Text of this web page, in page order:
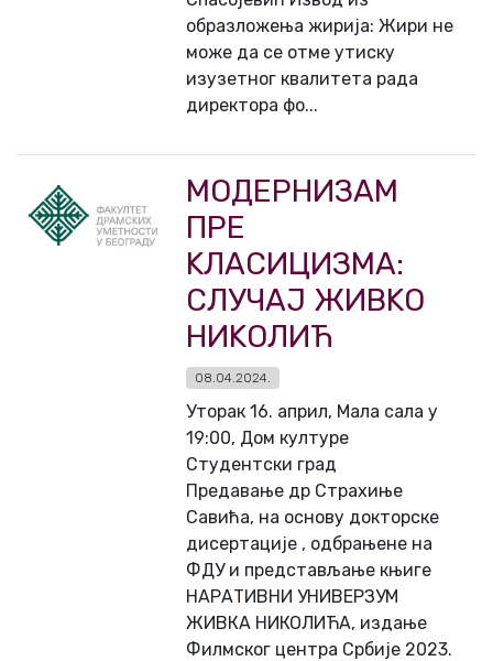
образложења жирија: Жири не
може да се отме утиску
изузетног квалитета рада
директора фо...
МОДЕРНИЗАМ
ПРЕ
KЛАСИЦИЗМА:
СЛУЧАЈ ЖИВKО
НИKОЛИЋ
08.04.2024.
Уторак 16. април, Мала сала у
19:00, Дом културе
Студентски град
Предавање др Страхиње
Савића, на основу докторске
дисертације , одбрањене на
ФДУ и представљање књиге
НАРАТИВНИ УНИВЕРЗУМ
ЖИВКА НИКОЛИЋА, издање
Филмског центра Србије 2023.